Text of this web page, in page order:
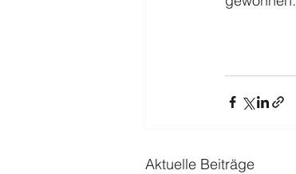
Aktuelle Beiträge